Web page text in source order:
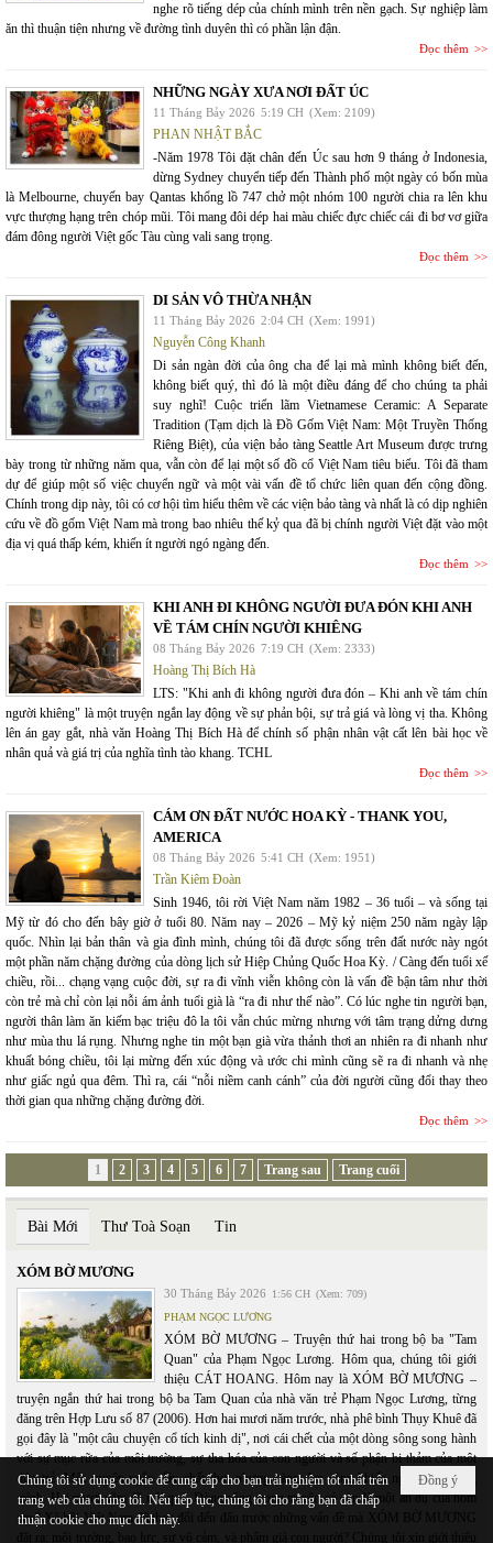
nghe rõ tiếng dép của chính mình trên nền gạch. Sự nghiệp làm
ăn thì thuận tiện nhưng về đường tình duyên thì có phần lận đận.
Đọc thêm
NHỮNG NGÀY XƯA NƠI ĐẤT ÚC
11 Tháng Bảy 2026 5:19 CH (Xem: 2109)
PHAN NHẬT BẮC
-Năm 1978 Tôi đặt chân đến Úc sau hơn 9 tháng ở Indonesia,
dừng Sydney chuyển tiếp đến Thành phố một ngày có bốn mùa
là Melbourne, chuyến bay Qantas khổng lồ 747 chở một nhóm 100 người chia ra lên khu
vực thượng hạng trên chóp mũi. Tôi mang đôi dép hai màu chiếc đực chiếc cái đi bơ vơ giữa
đám đông người Việt gốc Tàu cùng vali sang trọng.
Đọc thêm
DI SẢN VÔ THỪA NHẬN
11 Tháng Bảy 2026 2:04 CH (Xem: 1991)
Nguyễn Công Khanh
Di sản ngàn đời của ông cha để lại mà mình không biết đến,
không biết quý, thì đó là một điều đáng để cho chúng ta phải
suy nghĩ! Cuộc triển lãm Vietnamese Ceramic: A Separate
Tradition (Tạm dịch là Đồ Gốm Việt Nam: Một Truyền Thống
Riêng Biệt), của viện bảo tàng Seattle Art Museum được trưng
bày trong từ những năm qua, vẫn còn để lại một số đồ cổ Việt Nam tiêu biểu. Tôi đã tham
dự để giúp một số việc chuyển ngữ và một vài vấn đề tổ chức liên quan đến cộng đồng.
Chính trong dịp này, tôi có cơ hội tìm hiểu thêm về các viện bảo tàng và nhất là có dịp nghiên
cứu về đồ gốm Việt Nam mà trong bao nhiêu thế kỷ qua đã bị chính người Việt đặt vào một
địa vị quá thấp kém, khiến ít người ngó ngàng đến.
Đọc thêm
KHI ANH ĐI KHÔNG NGƯỜI ĐƯA ĐÓN KHI ANH
VỀ TÁM CHÍN NGƯỜI KHIÊNG
08 Tháng Bảy 2026 7:19 CH (Xem: 2333)
Hoàng Thị Bích Hà
LTS: "Khi anh đi không người đưa đón – Khi anh về tám chín
người khiêng" là một truyện ngắn lay động về sự phản bội, sự trả giá và lòng vị tha. Không
lên án gay gắt, nhà văn Hoàng Thị Bích Hà để chính số phận nhân vật cất lên bài học về
nhân quả và giá trị của nghĩa tình tào khang. TCHL
Đọc thêm
CÁM ƠN ĐẤT NƯỚC HOA KỲ - THANK YOU,
AMERICA
08 Tháng Bảy 2026 5:41 CH (Xem: 1951)
Trần Kiêm Đoàn
Sinh 1946, tôi rời Việt Nam năm 1982 – 36 tuổi – và sống tại
Mỹ từ đó cho đến bây giờ ở tuổi 80. Năm nay – 2026 – Mỹ kỷ niệm 250 năm ngày lập
quốc. Nhìn lại bản thân và gia đình mình, chúng tôi đã được sống trên đất nước này ngót
một phần năm chặng đường của dòng lịch sử Hiệp Chủng Quốc Hoa Kỳ. / Càng đến tuổi xế
chiều, rồi... chạng vạng cuộc đời, sự ra đi vĩnh viễn không còn là vấn đề bận tâm như thời
còn trẻ mà chỉ còn lại nỗi ám ảnh tuổi già là “ra đi như thế nào”. Có lúc nghe tin người bạn,
người thân làm ăn kiếm bạc triệu đô la tôi vẫn chúc mừng nhưng với tâm trạng dửng dưng
như mùa thu lá rụng. Nhưng nghe tin một bạn già vừa thảnh thơi an nhiên ra đi nhanh như
khuất bóng chiều, tôi lại mừng đến xúc động và ước chi mình cũng sẽ ra đi nhanh và nhẹ
như giấc ngủ qua đêm. Thì ra, cái “nỗi niềm canh cánh” của đời người cũng đổi thay theo
thời gian qua những chặng đường đời.
Đọc thêm
1 2 3 4 5 6 7 Trang sau Trang cuối
Bài Mới Thư Toà Soạn Tin
XÓM BỜ MƯƠNG
30 Tháng Bảy 2026 1:56 CH (Xem: 709)
PHẠM NGỌC LƯƠNG
XÓM BỜ MƯƠNG – Truyện thứ hai trong bộ ba "Tam
Quan" của Phạm Ngọc Lương. Hôm qua, chúng tôi giới
thiệu CÁT HOANG. Hôm nay là XÓM BỜ MƯƠNG –
truyện ngắn thứ hai trong bộ ba Tam Quan của nhà văn trẻ Phạm Ngọc Lương, từng
đăng trên Hợp Lưu số 87 (2006). Hơn hai mươi năm trước, nhà phê bình Thụy Khuê đã
gọi đây là "một câu chuyện cổ tích kinh dị", nơi cái chết của một dòng sông song hành
với sự mục rữa của môi trường, sự tha hóa của con người và số phận bi thảm của một
đứa trẻ. Một truyện ngắn đầy chất thơ, nhưng càng đẹp càng khiến người đọc rùng
mình. Hai mươi năm đã trôi qua. Dòng sông trong truyện có còn là một ẩn dụ của hôm
nay? Xã hội Việt Nam đã thay đổi đến đâu trước những vấn đề mà XÓM BỜ MƯƠNG
đặt ra: môi trường, bạo lực, sự vô cảm, và phẩm giá con người? Chúng tôi xin giới thiệu
Đồng ý
Chúng tôi sử dụng cookie để cung cấp cho bạn trải nghiệm tốt nhất trên
trang web của chúng tôi. Nếu tiếp tục, chúng tôi cho rằng bạn đã chấp
thuận cookie cho mục đích này.